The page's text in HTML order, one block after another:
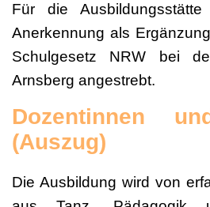
Für die
Anerkennung als
Schulgesetz NRW bei
Arnsberg angestrebt.
Dozentinnen
(Auszug)
Die Ausbildung wird von